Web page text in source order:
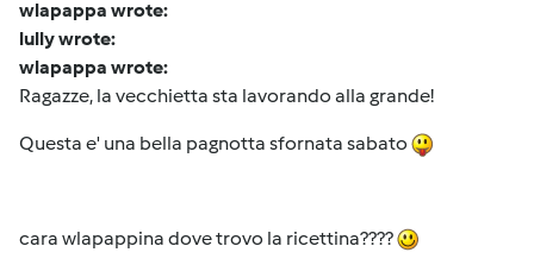
wlapappa wrote:
lully wrote:
wlapappa wrote:
Ragazze, la vecchietta sta lavorando alla grande!
Questa e' una bella pagnotta sfornata sabato
cara wlapappina dove trovo la ricettina????